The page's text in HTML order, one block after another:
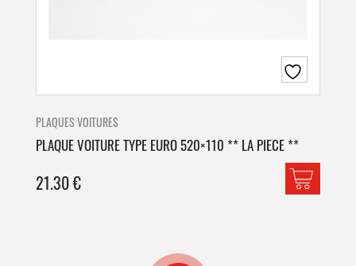
PLAQUES VOITURES
PLAQUE VOITURE TYPE EURO 520×110 ** LA PIECE **
21.30€